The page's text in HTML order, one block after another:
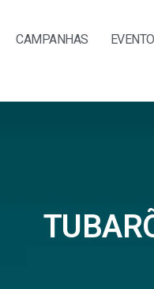
CAMPANHAS